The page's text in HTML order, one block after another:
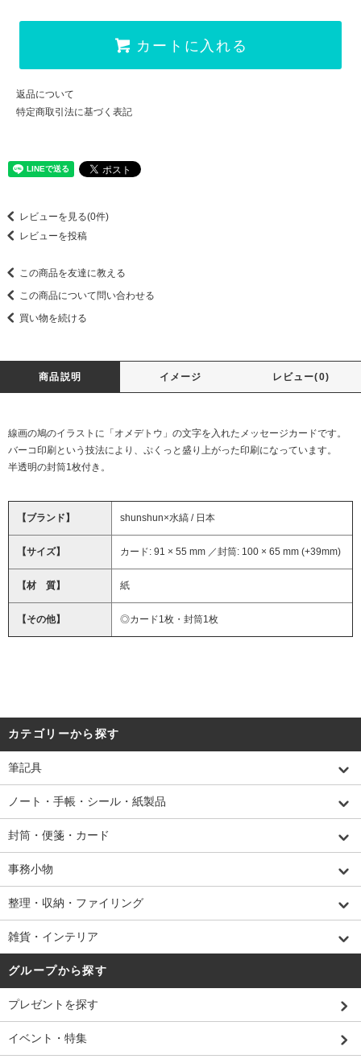
カートに入れる
返品について
特定商取引法に基づく表記
レビューを見る(0件)
レビューを投稿
この商品を友達に教える
この商品について問い合わせる
買い物を続ける
商品説明 イメージ レビュー(0)
線画の鳩のイラストに「オメデトウ」の文字を入れたメッセージカードです。
バーコ印刷という技法により、ぷくっと盛り上がった印刷になっています。
半透明の封筒1枚付き。
【ブランド】 shunshun×水縞 / 日本
【サイズ】 カード: 91 × 55 mm ／封筒: 100 × 65 mm (+39mm)
【材 質】 紙
【その他】 ◎カード1枚・封筒1枚
カテゴリーから探す
筆記具
ノート・手帳・シール・紙製品
封筒・便箋・カード
事務小物
整理・収納・ファイリング
雑貨・インテリア
グループから探す
プレゼントを探す
イベント・特集